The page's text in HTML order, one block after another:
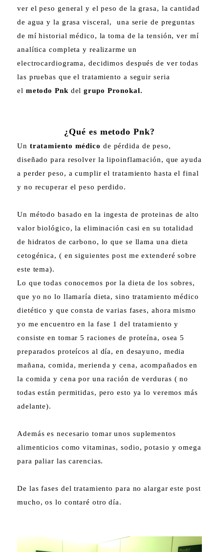
ver el peso general y el peso de la grasa, la cantidad
de agua y la grasa visceral, una serie de preguntas
de mí historial médico, la toma de la tensión, ver mí
analítica completa y realizarme un
electrocardiograma, decidimos después de ver todas
las pruebas que el tratamiento a seguir seria
el metodo Pnkdelgrupo Pronokal.
¿Qué es metodo Pnk?
Un tratamiento médico de pérdida de peso,
diseñado para resolver la lipoinflamación, que ayuda
a perder peso, a cumplir el tratamiento hasta el final
y no recuperar el peso perdido.
Un método basado en la ingesta de proteinas de alto
valor biológico, la eliminación casi en su totalidad
de hidratos de carbono, lo que se llama una dieta
cetogénica, ( en siguientes post me extenderé sobre
este tema).
Lo que todas conocemos por la dieta de los sobres,
que yo no lo llamaría dieta, sino tratamiento médico
dietético y que consta de varias fases, ahora mismo
yo me encuentro en la fase 1 del tratamiento y
consiste en tomar 5 raciones de proteína, osea 5
preparados proteícos al día, en desayuno, media
mañana, comida, merienda y cena, acompañados en
la comida y cena por una ración de verduras ( no
todas están permitidas, pero esto ya lo veremos más
adelante).
Además es necesario tomar unos suplementos
alimenticios como vitaminas, sodio, potasio y omega
para paliar las carencias.
De las fases del tratamiento para no alargar este post
mucho, os lo contaré otro día.